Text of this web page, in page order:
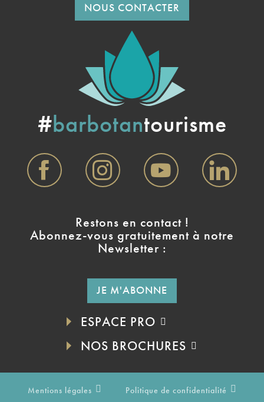
NOUS CONTACTER
#barbotantourisme
Restons en contact !
Abonnez-vous gratuitement à notre
Newsletter :
JE M'ABONNE
ESPACE PRO
NOS BROCHURES
Mentions légales Politique de confidentialité